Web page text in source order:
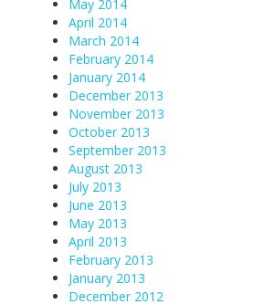
May 2014
April 2014
March 2014
February 2014
January 2014
December 2013
November 2013
October 2013
September 2013
August 2013
July 2013
June 2013
May 2013
April 2013
February 2013
January 2013
December 2012